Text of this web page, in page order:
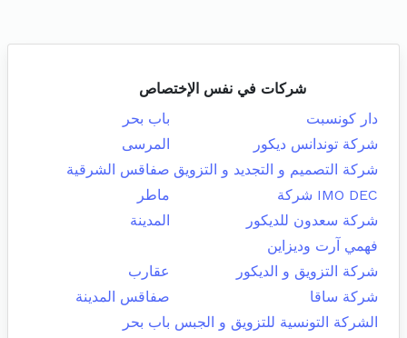
شركات في نفس الإختصاص
دار كونسبت
باب بحر
شركة توندانس ديكور
المرسى
شركة التصميم و التجديد و التزويق صفاقس الشرقية
IMO DEC شركة
ماطر
شركة سعدون للديكور
المدينة
فهمي آرت وديزاين
شركة التزويق و الديكور
عقارب
شركة ساقا
صفاقس المدينة
الشركة التونسية للتزويق و الجبس باب بحر